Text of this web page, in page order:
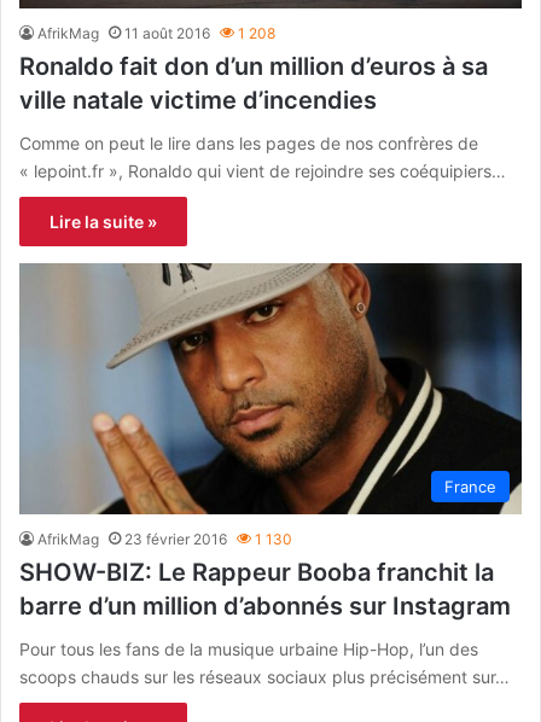
AfrikMag 11 août 2016 1 208
Ronaldo fait don d’un million d’euros à sa
ville natale victime d’incendies
Comme on peut le lire dans les pages de nos confrères de
« lepoint.fr », Ronaldo qui vient de rejoindre ses coéquipiers…
Lire la suite »
France
AfrikMag 23 février 2016 1 130
SHOW-BIZ: Le Rappeur Booba franchit la
barre d’un million d’abonnés sur Instagram
Pour tous les fans de la musique urbaine Hip-Hop, l’un des
scoops chauds sur les réseaux sociaux plus précisément sur…